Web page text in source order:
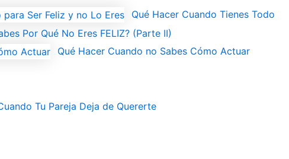
Qué Hacer Cuando Tienes Todo
Por Qué No Eres FELIZ? (Parte II)
Qué Hacer Cuando no Sabes Cómo Actuar
Tu Pareja Deja de Quererte